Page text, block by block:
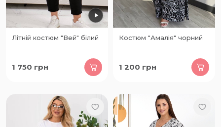
Літній костюм "Вей" білий
1 750 грн
Костюм "Амалія" чорний
1 200 грн